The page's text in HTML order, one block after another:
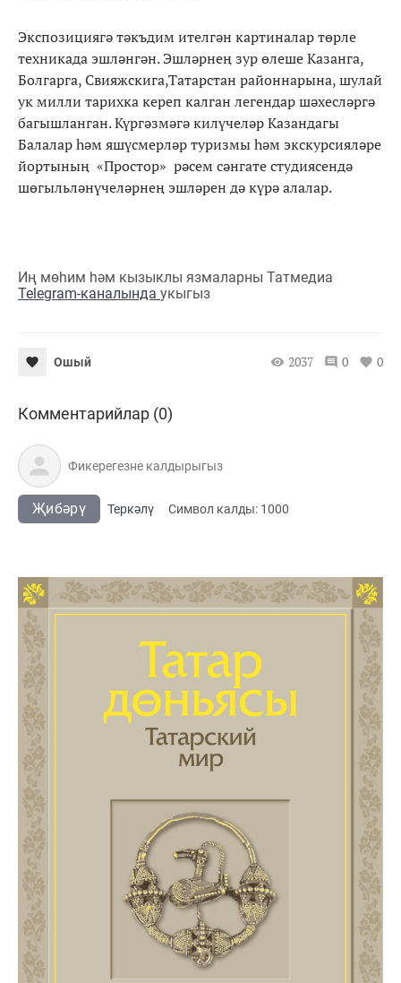
Экспозициягә тәкъдим ителгән картиналар төрле
техникада эшләнгән. Эшләрнең зур өлеше Казанга,
Болгарга, Свияжскига,Татарстан районнарына, шулай
ук милли тарихка кереп калган легендар шәхесләргә
багышланган. Күргәзмәгә килүчеләр Казандагы
Балалар һәм яшүсмерләр туризмы һәм экскурсияләре
йортының «Простор» рәсем сәнгате студиясендә
шөгыльләнүчеләрнең эшләрен дә күрә алалар.
Иң мөһим һәм кызыклы язмаларны Татмедиа
Telegram-каналында укыгыз
Ошый 2037 0 0
Комментарийлар (0)
Җибәрү Теркәлү Cимвол калды: 1000